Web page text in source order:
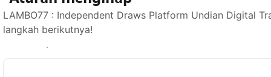
LAMBO77 : Independent Draws Platform Undian Digital
langkah berikutnya!
Lihat ketersediaan